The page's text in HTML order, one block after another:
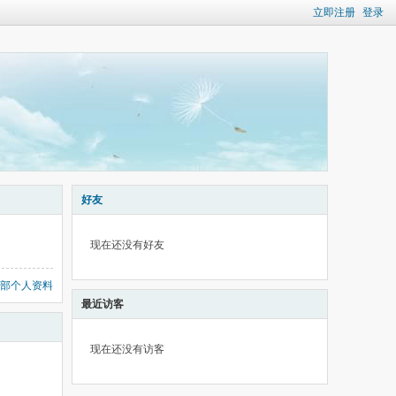
立即注册 登录
个人资料
好友
现在还没有好友
最近访客
现在还没有访客